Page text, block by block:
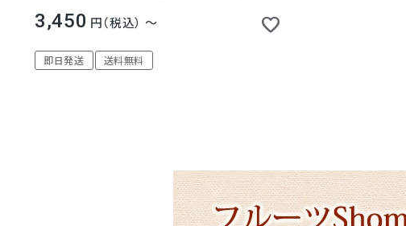
ックス ゼリー 3個 / 6個 / 9個 / 12個 セット
3,450 税込 〜
即日発送 送料無料